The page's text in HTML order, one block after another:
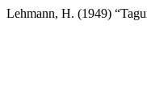
Lehmann, H. (1949)